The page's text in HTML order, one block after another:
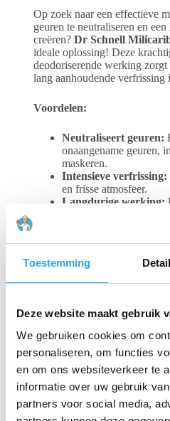
Toestemming
Deze website maakt gebruik
We gebruiken cookies om
personaliseren, om functies
en om ons websiteverkeer te
informatie over uw gebruik
partners voor social media,
Op zoek naar een effectieve
geuren te neutraliseren en
creëren? Dr Schnell
ideale oplossing! Deze
deodoriserende werking
lang aanhoudende verfrissing
Voordelen:
Neutraliseert geuren:
onaangename geuren,
maskeren.
Intensieve verfrissing:
en frisse atmosfeer.
Langdurige werking:
kantoren, toiletten,